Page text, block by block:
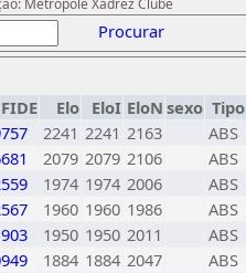
Metrópole Xadrez Clube
Procurar
Elo EloI EloN sexo Tipo
2241 2241 2163 ABS
2079 2079 2106 ABS
1974 1974 2006 ABS
1960 1960 1986 ABS
1950 1950 2011 ABS
1884 1884 2047 ABS